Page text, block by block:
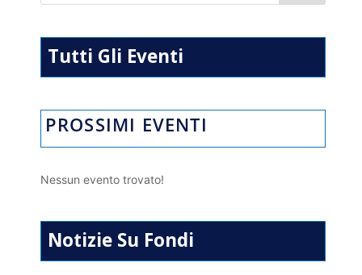
Tutti Gli Eventi
PROSSIMI EVENTI
Nessun evento trovato!
Notizie Su Fondi